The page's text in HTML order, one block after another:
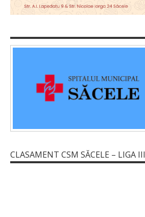
CLASAMENT CSM SĂCELE – LIGA III